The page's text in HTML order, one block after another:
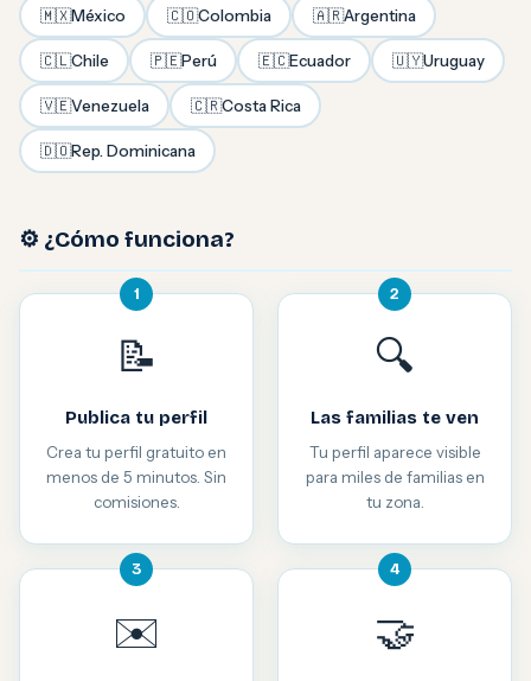
🇲🇽México 🇨🇴Colombia 🇦🇷Argentina
🇨🇱Chile 🇵🇪Perú 🇪🇨Ecuador 🇺🇾Uruguay
🇻🇪Venezuela 🇨🇷Costa Rica
🇩🇴Rep. Dominicana
⚙️ ¿Cómo funciona?
1
📝
Publica tu perfil
Crea tu perfil gratuito en
menos de 5 minutos. Sin
comisiones.
2
🔍
Las familias te ven
Tu perfil aparece visible
para miles de familias en
tu zona.
3
✉️
4
🤝